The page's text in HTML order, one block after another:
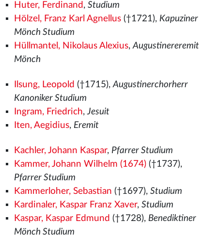
Huter, Ferdinand , Studium
Hölzel, Franz Karl Agnellus(†1721), Kapuziner
Mönch Studium
Hüllmantel, Nikolaus Alexius,Augustinereremit
Mönch
Ilsung, Leopold (†1715),Augustinerchorherr
Kanoniker Studium
Ingram, Friedrich,Jesuit
Iten, Aegidius, Eremit
Kachler, Johann Kaspar, Pfarrer Studium
Kammer, Johann Wilhelm (1674)(†1737),
Pfarrer Studium
Kammerloher, Sebastian (†1697), Studium
Kardinaler, Kaspar Franz Xaver, Studium
Kaspar, Kaspar Edmund (†1728), Benediktiner
Mönch Studium